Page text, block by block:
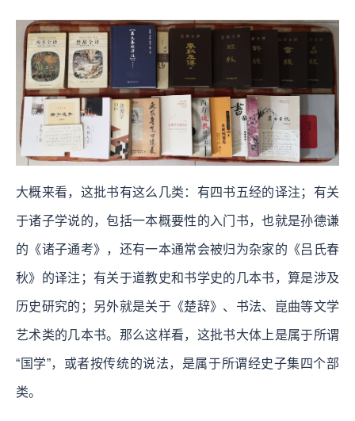
大概来看，这批书有这么几类：有四书五经的译注；有关
于诸子学说的，包括一本概要性的入门书，也就是孙德谦
的《诸子通考》，还有一本通常会被归为杂家的《吕氏春
秋》的译注；有关于道教史和书学史的几本书，算是涉及
历史研究的；另外就是关于《楚辞》、书法、崑曲等文学
艺术类的几本书。那么这样看，这批书大体上是属于所谓
“国学”，或者按传统的说法，是属于所谓经史子集四个部
类。